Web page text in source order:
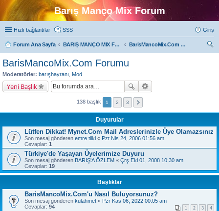
Barış Manço Mix Forum
Hızlı bağlantılar SSS Giriş
Forum Ana Sayfa BARIŞ MANÇO MIX FORUMLARI
BarisMancoMix.Com Forumu
BarisMancoMix.Com Forumu
Moderatörler: barışhayranı Mod
Yeni Başlık
138 başlık 1 2 3
Duyurular
Lütfen Dikkat! Mynet.Com Mail Adreslerinizle Üye Olamazsınız
Son mesaj gönderen emre tilki « Pzt Nis 24, 2006 01:56 am
Cevaplar: 1
Türkiye'de Yaşayan Üyelerimize Duyuru
Son mesaj gönderen BARIŞ'A ÖZLEM « Çrş Eki 01, 2008 10:30 am
Cevaplar: 19
Başlıklar
BarisMancoMix.Com'u Nasıl Buluyorsunuz?
Son mesaj gönderen kulahmet « Pzr Kas 06, 2022 00:05 am
Cevaplar: 94 1 2 3 4